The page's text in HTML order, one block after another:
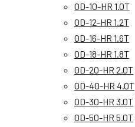
OD-10-HR 1.0T
OD-12-HR 1.2T
OD-16-HR 1.6T
OD-18-HR 1.8T
OD-20-HR 2.0T
OD-40-HR 4.0T
OD-30-HR 3.0T
OD-50-HR 5.0T